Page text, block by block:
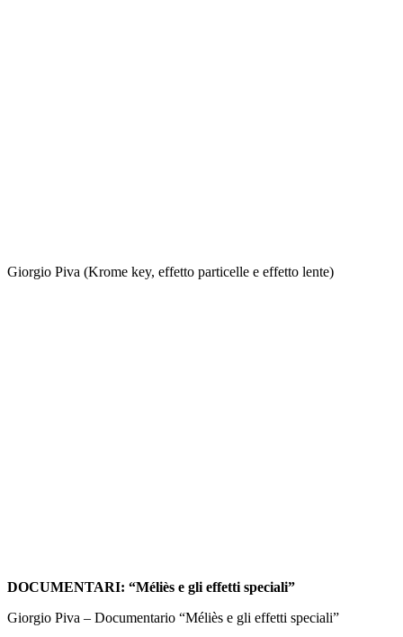
Giorgio Piva (Krome key, effetto particelle e effetto lente)
DOCUMENTARI: “Méliès e gli effetti speciali”
Giorgio Piva – Documentario “Méliès e gli effetti speciali”